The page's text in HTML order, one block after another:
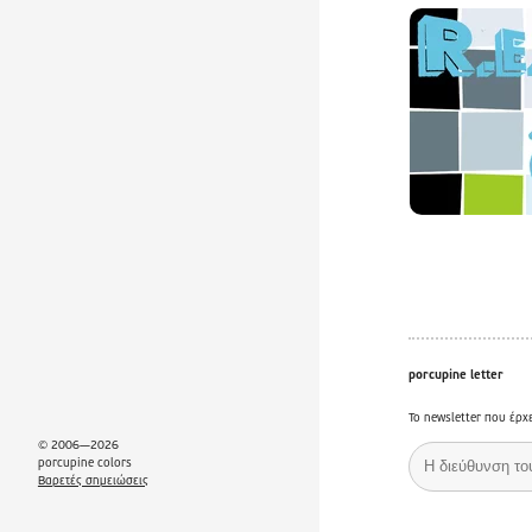
© 2006—2026
porcupine colors
Βαρετές σημειώσεις
porcupine letter
Το newsletter που